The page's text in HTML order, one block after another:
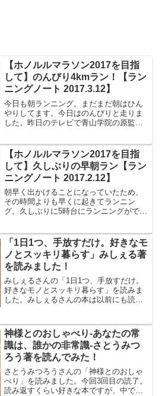
【ホノルルマラソン2017を目指
して】のんびり4kmラン！【ラン
ニングノート 2017.3.12】
今日も朝ランニング。まだまだ朝はひん
やりしてます。今日はのんびりと走りま
した。昨日のテレビで青山学院の原監督
いつもよりスピードを上げて走ってみよ
うと思ったのですが、のん...
【ホノルルマラソン2017を目指
して】久しぶりの早朝ラン【ラン
ニングノート 2017.2.12】
朝早く出かけることになっていたため、
その時間よりも早くに起きてランニン
グ。久しぶりに5時台にランニングができ
反射していて神秘的。予定がなくても6時
台には走りたい。だんだ...
「1日1つ、手放すだけ。好きなモ
ノとスッキリ暮らす」みしぇる著
を読みました！
みしぇるさんの「1日1つ、手放すだけ。
好きなモノとスッキリ暮らす」を読みま
した。みしぇるさんの本は以前にも読ん
のをみて、自分もチャレンジしてみよう
と思ったこと...
神様とのおしゃべり-あなたの常
識は、誰かの非常識-さとうみつ
ろう著を読んでみた！
さとうみつろうさんの「神様とのおしゃ
べり」を読みました。今回3回目の読了。
読み返すくらい好きな本ですが、中でも3